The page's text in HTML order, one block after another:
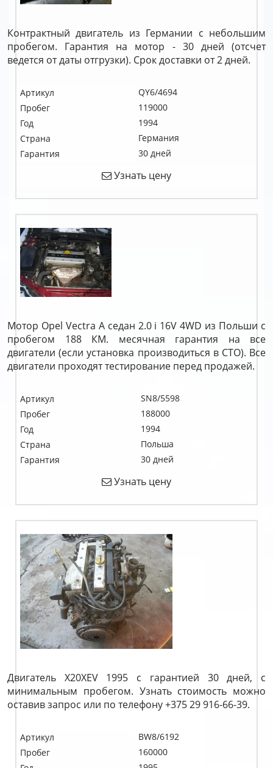
Контрактный двигатель из Германии с небольшим
пробегом. Гарантия на мотор - 30 дней (отсчет
ведется от даты отгрузки). Срок доставки от 2 дней.
Артикул
QY6/4694
Пробег
119000
Год
1994
Страна
Германия
Гарантия
30 дней
Узнать цену
Мотор Opel Vectra A седан 2.0 i 16V 4WD из Польши с
пробегом 188 КМ. месячная гарантия на все
двигатели (если установка производиться в СТО). Все
двигатели проходят тестирование перед продажей.
Артикул
SN8/5598
Пробег
188000
Год
1994
Страна
Польша
Гарантия
30 дней
Узнать цену
Двигатель X20XEV 1995 с гарантией 30 дней, с
минимальным пробегом. Узнать стоимость можно
оставив запрос или по телефону +375 29 916-66-39.
Артикул
BW8/6192
Пробег
160000